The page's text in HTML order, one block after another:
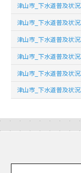
津山市_下水道普及状
津山市_下水道普及状
津山市_下水道普及状
津山市_下水道普及状
津山市_下水道普及状
津山市_下水道普及状